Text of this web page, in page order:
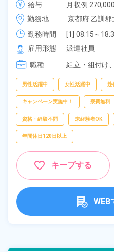
り◎日払いOK！《京都府
給与
月収例
時給 1,400円
勤務地
京都府 乙訓郡
勤務時間
[1] 08:15～
[2] 20:15～06:30
[3] 08:15～17:00
[4] 20:15～
雇用形態
派遣社員
職種
組立・組付け、
男性活躍中 女性活躍中 赴
キャンペーン実施中！ 寮費無料
資格・経験不問 未経験者OK
年間休日120日以上
キープする
WEB